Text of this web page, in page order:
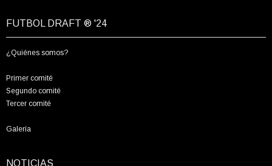
FUTBOL DRAFT ® '24
¿Quiénes somos?
Primer comité
Segundo comité
Tercer comité
Galería
NOTICIAS